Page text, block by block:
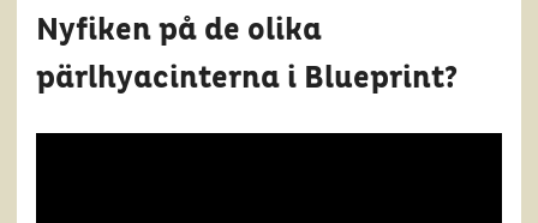
Nyfiken på de olika
pärlhyacinterna i Blueprint?